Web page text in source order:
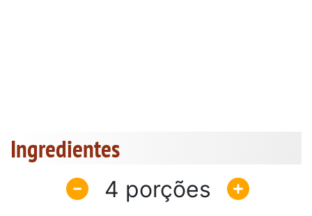
Ingredientes
4